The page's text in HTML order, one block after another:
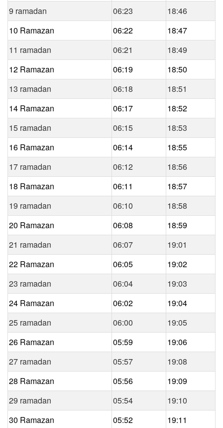
9 ramadan
06:23
18:46
10 Ramazan
06:22
18:47
11 ramadan
06:21
18:49
12 Ramazan
06:19
18:50
13 ramadan
06:18
18:51
14 Ramazan
06:17
18:52
15 ramadan
06:15
18:53
16 Ramazan
06:14
18:55
17 ramadan
06:12
18:56
18 Ramazan
06:11
18:57
19 ramadan
06:10
18:58
20 Ramazan
06:08
18:59
21 ramadan
06:07
19:01
22 Ramazan
06:05
19:02
23 ramadan
06:04
19:03
24 Ramazan
06:02
19:04
25 ramadan
06:00
19:05
26 Ramazan
05:59
19:06
27 ramadan
05:57
19:08
28 Ramazan
05:56
19:09
29 ramadan
05:54
19:10
30 Ramazan
05:52 19:11